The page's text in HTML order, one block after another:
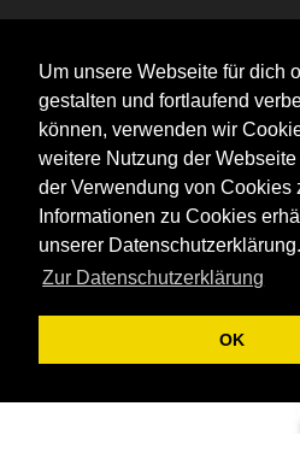
Um unsere Webseite für dich
gestalten und fortlaufend
können, verwenden wir
weitere Nutzung der Webseite
der Verwendung von Cookies
Informationen zu Cookies
unserer Datenschutzerklärung.
Zur Datenschutzerklärung
OK